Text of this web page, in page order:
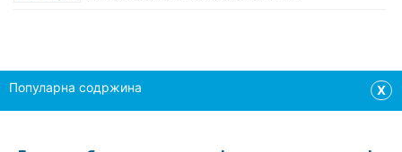
Популарна содржина X